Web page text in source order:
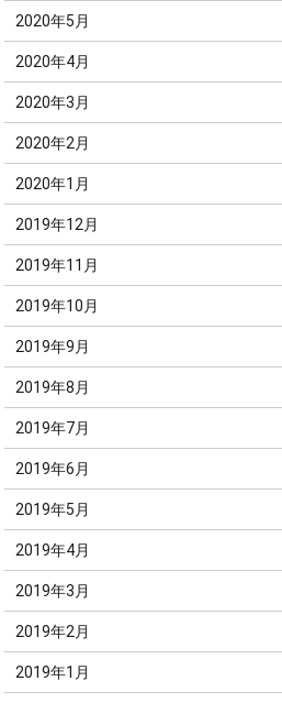
2020年5月
2020年4月
2020年3月
2020年2月
2020年1月
2019年12月
2019年11月
2019年10月
2019年9月
2019年8月
2019年7月
2019年6月
2019年5月
2019年4月
2019年3月
2019年2月
2019年1月